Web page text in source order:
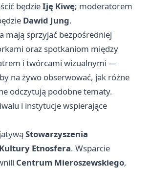
będzieIję Kiwę; moderatorem
Dawid Jung.
mają sprzyjać bezpośredniej
oraz spotkaniom między
i twórcami wizualnymi —
na żywo obserwować, jak różne
odczytują podobne tematy.
i instytucje wspierające
Stowarzyszenia
Etnosfera. Wsparcie
Centrum Mieroszewskiego,